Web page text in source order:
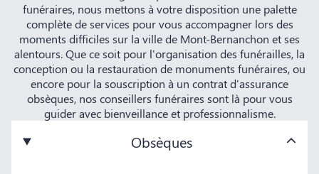
funéraires, nous mettons à votre disposition une palette
complète de services pour vous accompagner lors des
moments difficiles sur la ville de Mont-Bernanchon et ses
alentours. Que ce soit pour l'organisation des funérailles, la
conception ou la restauration de monuments funéraires, ou
encore pour la souscription à un contrat d'assurance
obsèques, nos conseillers funéraires sont là pour vous
guider avec bienveillance et professionnalisme.
Obsèques